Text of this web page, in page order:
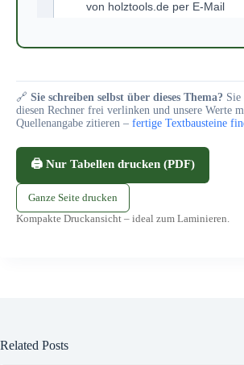
🔗 Sie schreiben selbst über dieses Thema? Sie
diesen Rechner frei verlinken und unsere Werte
Quellenangabe zitieren – fertige Textbausteine
🖨️ Nur Tabellen drucken (PDF)
Ganze Seite drucken
Kompakte Druckansicht – ideal zum Laminieren.
Related Posts